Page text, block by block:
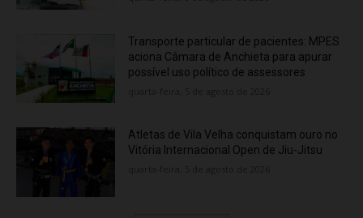
Transporte particular de pacientes: MPES
aciona Câmara de Anchieta para apurar
possível uso político de assessores
Atletas de Vila Velha conquistam ouro no
Vitória Internacional Open de Jiu-Jitsu